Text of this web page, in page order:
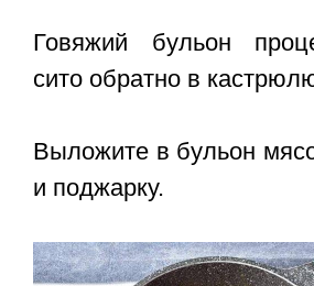
Говяжий бульон
сито обратно в
Выложите в бульон
и поджарку.